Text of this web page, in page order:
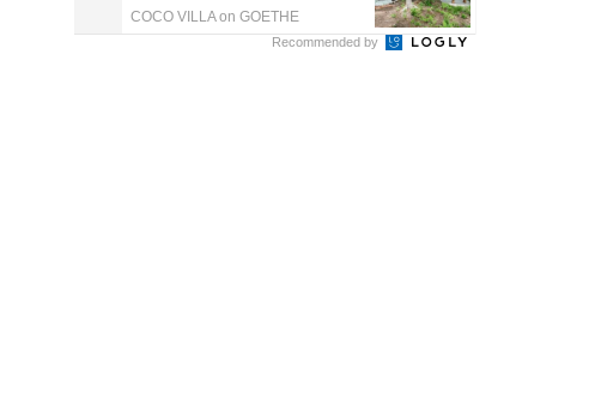
COCO VILLA on GOETHE
Recommended by